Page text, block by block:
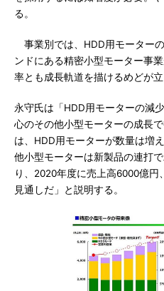
る。
事業別では、HDD用モーター
ンドにある精密小型モーター事
率とも成長軌道を描けるめどが立
永守氏は「HDD用モーターの減
心のその他小型モーターの成長
は、HDD用モーターが数量は増
他小型モーターは新製品の連打
り、2020年度に売上高6000億
見通しだ」と説明する。